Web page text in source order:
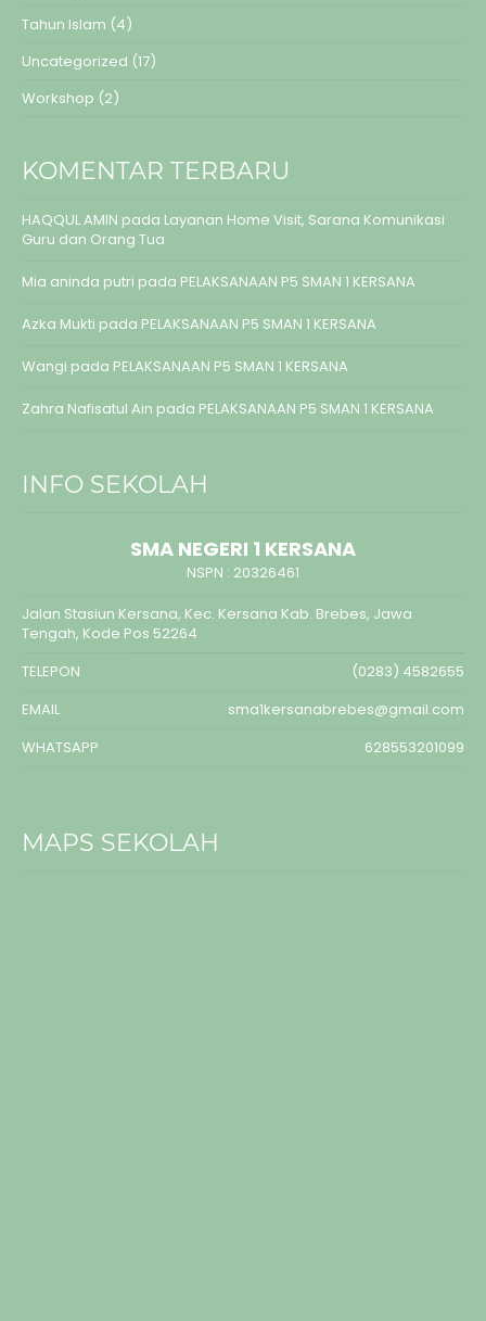
Tahun Islam (4)
Uncategorized (17)
Workshop (2)
KOMENTAR TERBARU
HAQQUL AMIN pada Layanan Home Visit, Sarana Komunikasi
Guru dan Orang Tua
Mia aninda putri pada PELAKSANAAN P5 SMAN 1 KERSANA
Azka Mukti pada PELAKSANAAN P5 SMAN 1 KERSANA
Wangi pada PELAKSANAAN P5 SMAN 1 KERSANA
Zahra Nafisatul Ain pada PELAKSANAAN P5 SMAN 1 KERSANA
INFO SEKOLAH
SMA NEGERI 1 KERSANA
NSPN : 20326461
Jalan Stasiun Kersana, Kec. Kersana Kab. Brebes, Jawa
Tengah, Kode Pos 52264
TELEPON
(0283) 4582655
EMAIL
sma1kersanabrebes@gmail.com
WHATSAPP
628553201099
MAPS SEKOLAH